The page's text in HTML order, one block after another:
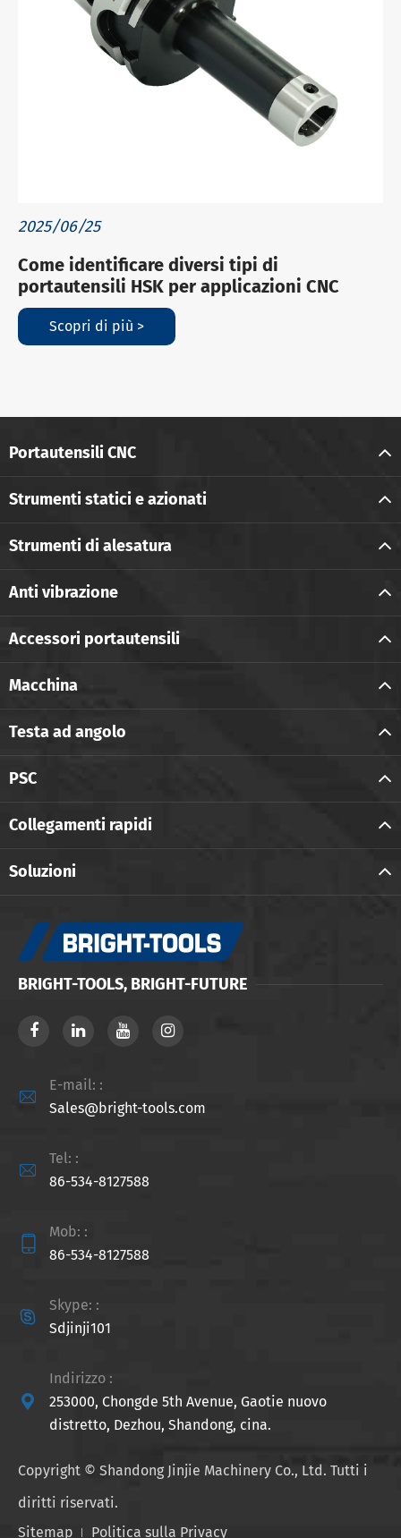
2025/06/25
Come identificare diversi tipi di
portautensili HSK per applicazioni CNC
Scopri di più >
Portautensili CNC
Strumenti statici e azionati
Strumenti di alesatura
Anti vibrazione
Accessori portautensili
Macchina
Testa ad angolo
PSC
Collegamenti rapidi
Soluzioni
BRIGHT-TOOLS, BRIGHT-FUTURE

E-mail: :
Sales@bright-tools.com

Tel: :
86-534-8127588

Mob: :
86-534-8127588

Skype: :
Sdjinji101

Indirizzo :
253000, Chongde 5th Avenue, Gaotie nuovo
distretto, Dezhou, Shandong, cina.
Copyright © Shandong Jinjie Machinery Co., Ltd. Tutti i
diritti riservati.
Sitemap
Politica sulla Privacy